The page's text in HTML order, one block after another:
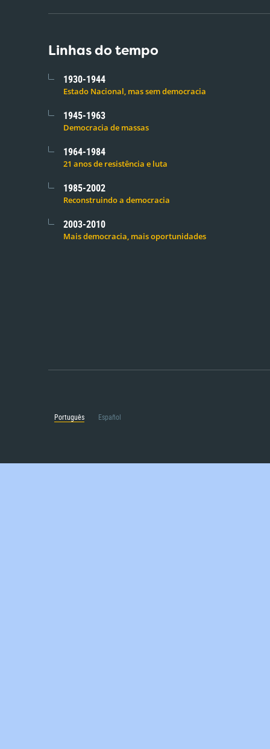
Linhas do tempo
1930-1944
Estado Nacional, mas sem democracia
1945-1963
Democracia de massas
1964-1984
21 anos de resistência e luta
1985-2002
Reconstruindo a democracia
2003-2010
Mais democracia, mais oportunidades
Português Español